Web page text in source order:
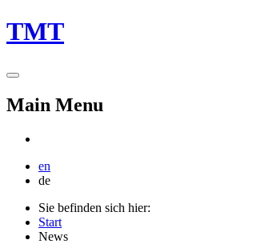
TMT
Main Menu
en
de
Sie befinden sich hier:
Start
News